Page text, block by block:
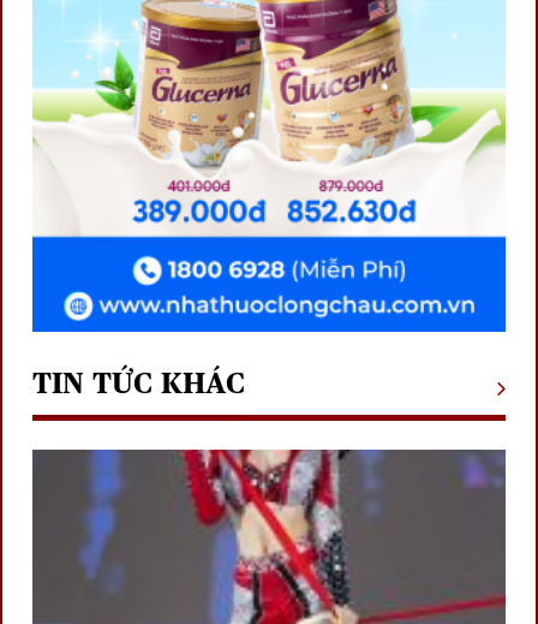
TIN TỨC KHÁC